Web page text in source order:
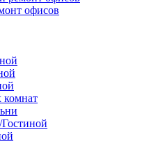
офисов
комнат